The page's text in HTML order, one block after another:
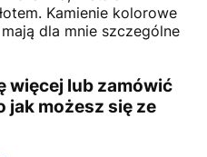
Kamienie kolorowe
dla mnie szczególne
więcej lub zamówić
jak możesz się ze